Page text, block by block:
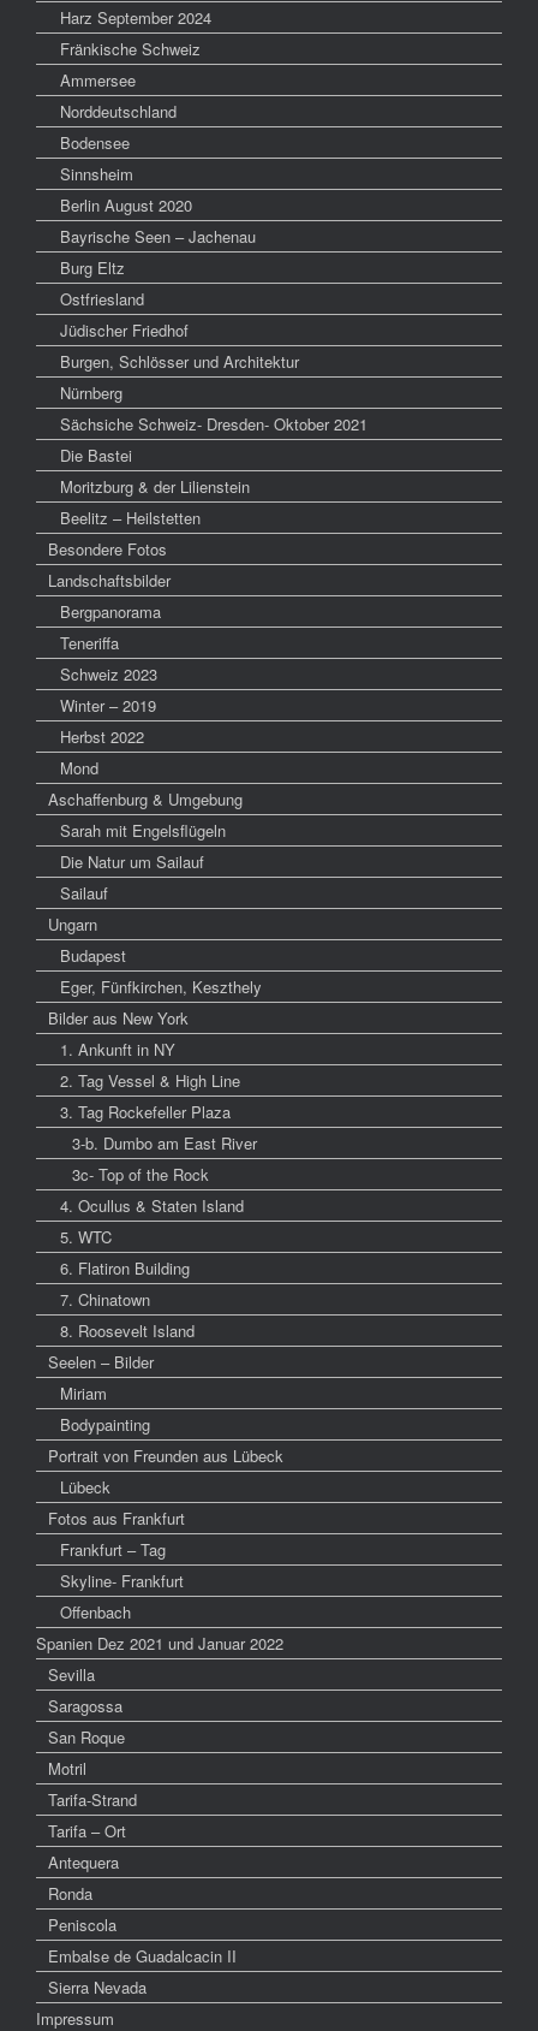
Harz September 2024
Fränkische Schweiz
Ammersee
Norddeutschland
Bodensee
Sinnsheim
Berlin August 2020
Bayrische Seen – Jachenau
Burg Eltz
Ostfriesland
Jüdischer Friedhof
Burgen, Schlösser und Architektur
Nürnberg
Sächsiche Schweiz- Dresden- Oktober 2021
Die Bastei
Moritzburg & der Lilienstein
Beelitz – Heilstetten
Besondere Fotos
Landschaftsbilder
Bergpanorama
Teneriffa
Schweiz 2023
Winter – 2019
Herbst 2022
Mond
Aschaffenburg & Umgebung
Sarah mit Engelsflügeln
Die Natur um Sailauf
Sailauf
Ungarn
Budapest
Eger, Fünfkirchen, Keszthely
Bilder aus New York
1. Ankunft in NY
2. Tag Vessel & High Line
3. Tag Rockefeller Plaza
3-b. Dumbo am East River
3c- Top of the Rock
4. Ocullus & Staten Island
5. WTC
6. Flatiron Building
7. Chinatown
8. Roosevelt Island
Seelen – Bilder
Miriam
Bodypainting
Portrait von Freunden aus Lübeck
Lübeck
Fotos aus Frankfurt
Frankfurt – Tag
Skyline- Frankfurt
Offenbach
Spanien Dez 2021 und Januar 2022
Sevilla
Saragossa
San Roque
Motril
Tarifa-Strand
Tarifa – Ort
Antequera
Ronda
Peniscola
Embalse de Guadalcacin II
Sierra Nevada
Impressum